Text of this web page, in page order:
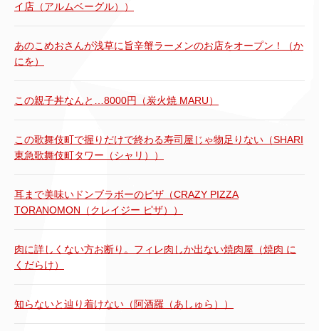
イ店（アルムベーグル））
あのこめおさんが浅草に旨辛蟹ラーメンのお店をオープン！（か
にを）
この親子丼なんと…8000円（炭火焼 MARU）
この歌舞伎町で握りだけで終わる寿司屋じゃ物足りない（SHARI
東急歌舞伎町タワー（シャリ））
耳まで美味いドンブラボーのピザ（CRAZY PIZZA
TORANOMON（クレイジー ピザ））
肉に詳しくない方お断り。フィレ肉しか出ない焼肉屋（焼肉 に
くだらけ）
知らないと辿り着けない（阿酒羅（あしゅら））